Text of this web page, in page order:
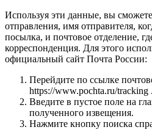
Используя эти данные, вы
отправления, имя отправителя,
посылка, и почтовое отделение,
корреспонденция. Для этого
официальный сайт Почта России:
Перейдите по ссылке
https://www.pochta.ru/tracking .
Введите в пустое поле на
полученного извещения.
Нажмите кнопку поиска